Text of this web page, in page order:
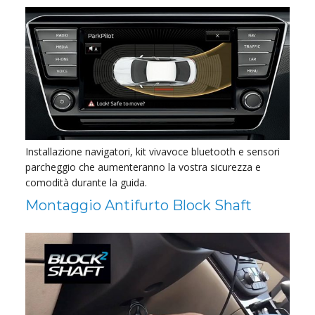
Installazione navigatori, kit vivavoce bluetooth e sensori
parcheggio che aumenteranno la vostra sicurezza e
comodità durante la guida.
Montaggio Antifurto Block Shaft